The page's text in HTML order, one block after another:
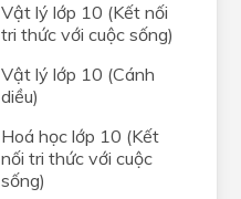
Vật lý lớp 10 (Kết nối
tri thức với cuộc sống)
Vật lý lớp 10 (Cánh
diều)
Hoá học lớp 10 (Kết
nối tri thức với cuộc
sống)